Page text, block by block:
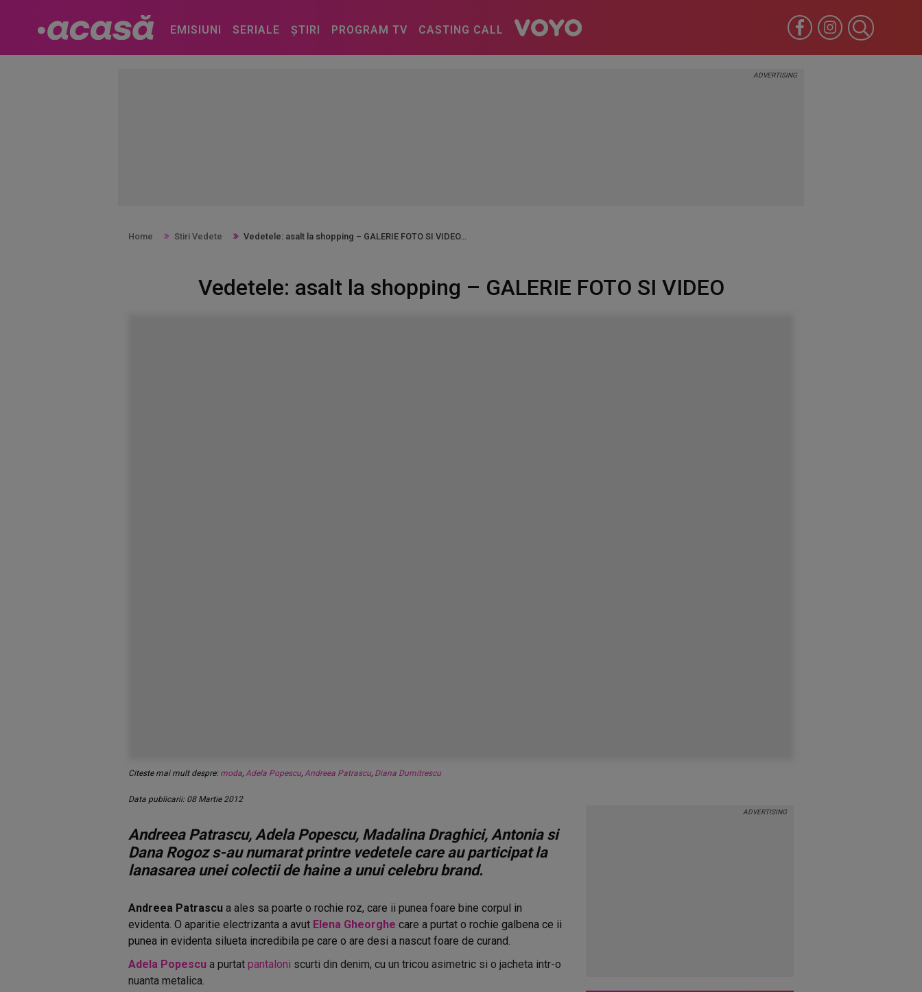
EMISIUNI SERIALE ȘTIRI PROGRAM TV CASTING CALL
Home Stiri Vedete Vedetele: asalt la shopping – GALERIE FOTO SI VIDEO
Vedetele: asalt la shopping – GALERIE FOTO SI VIDEO
Citeste mai mult despre: moda, Adela Popescu, Andreea Patrascu, Diana Dumitrescu
Data publicarii: 08 Martie 2012
Andreea Patrascu, Adela Popescu, Madalina Draghici, Antonia si
Dana Rogoz s-au numarat printre vedetele care au participat la
lanasarea unei colectii de haine a unui celebru brand.
Andreea Patrascu a ales sa poarte o rochie roz, care ii punea foare bine corpul in
evidenta. O aparitie electrizanta a avut Elena Gheorghe care a purtat o rochie galbena ce ii
punea in evidenta silueta incredibila pe care o are desi a nascut foare de curand.
Adela Popescu a purtat pantaloni scurti din denim, cu un tricou asimetric si o jacheta intr-o
nuanta metalica.